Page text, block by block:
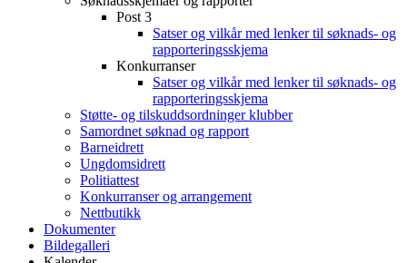
Post 3
Satser og vilkår med lenker til søknads- og
rapporteringsskjema
Konkurranser
Satser og vilkår med lenker til søknads- og
rapporteringsskjema
Støtte- og tilskuddsordninger klubber
Samordnet søknad og rapport
Barneidrett
Ungdomsidrett
Politiattest
Konkurranser og arrangement
Nettbutikk
Dokumenter
Bildegalleri